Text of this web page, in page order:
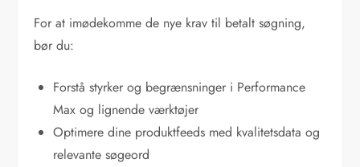
For at imødekomme de nye krav til betalt søgning,
bør du:
Forstå styrker og begrænsninger i Performance
Max og lignende værktøjer
Optimere dine produktfeeds med kvalitetsdata og
relevante søgeord